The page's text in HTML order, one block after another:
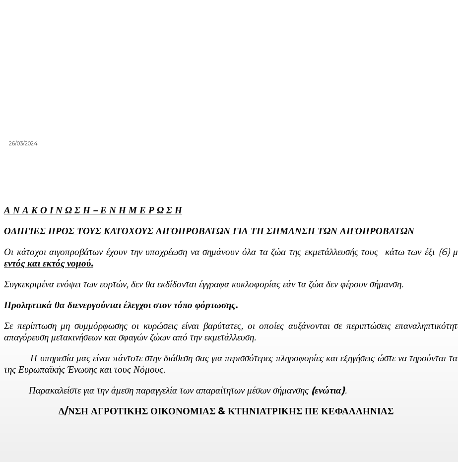
26/03/2024
Α Ν Α Κ Ο Ι Ν Ω Σ Η – Ε Ν Η Μ Ε Ρ Ω Σ Η
ΟΔΗΓΙΕΣ ΠΡΟΣ ΤΟΥΣ ΚΑΤΟΧΟΥΣ ΑΙΓΟΠΡΟΒΑΤΩΝ ΓΙΑ ΤΗ ΣΗΜΑΝΣΗ ΤΩΝ ΑΙΓΟΠΡΟΒΑΤΩΝ
Οι κάτοχοι αιγοπροβάτων έχουν την υποχρέωση να σημάνουν όλα τα ζώα της εκμετάλλευσής τους κάτω των έξι (6)
εντός και εκτός νομού.
Συγκεκριμένα ενόψει των εορτών, δεν θα εκδίδονται έγγραφα κυκλοφορίας εάν τα ζώα δεν φέρουν σήμανση.
Προληπτικά θα διενεργούνται έλεγχοι στον τόπο φόρτωσης.
Σε περίπτωση μη συμμόρφωσης οι κυρώσεις είναι βαρύτατες, οι οποίες αυξάνονται σε περιπτώσεις
απαγόρευση μετακινήσεων και σφαγών ζώων από την εκμετάλλευση.
Η υπηρεσία μας είναι πάντοτε στην διάθεση σας για περισσότερες πληροφορίες και εξηγήσεις ώστε να τηρούνται
της Ευρωπαϊκής Ένωσης και τους Νόμους.
Παρακαλείστε για την άμεση παραγγελία των απαραίτητων μέσων σήμανσης (ενώτια).
Δ/ΝΣΗ ΑΓΡΟΤΙΚΗΣ ΟΙΚΟΝΟΜΙΑΣ & ΚΤΗΝΙΑΤΡΙΚΗΣ ΠΕ ΚΕΦΑΛΛΗΝΙΑΣ